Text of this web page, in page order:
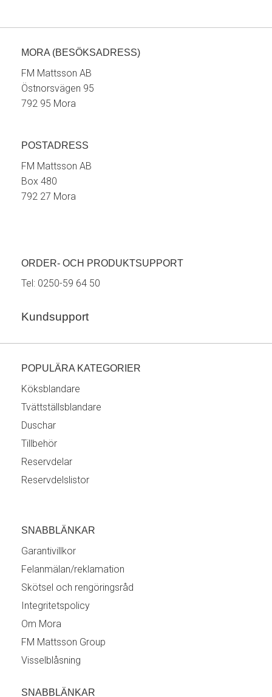
MORA (BESÖKSADRESS)
FM Mattsson AB
Östnorsvägen 95
792 95 Mora
POSTADRESS
FM Mattsson AB
Box 480
792 27 Mora
ORDER- OCH PRODUKTSUPPORT
Tel: 0250-59 64 50
Kundsupport
POPULÄRA KATEGORIER
Köksblandare
Tvättställsblandare
Duschar
Tillbehör
Reservdelar
Reservdelslistor
SNABBLÄNKAR
Garantivillkor
Felanmälan/reklamation
Skötsel och rengöringsråd
Integritetspolicy
Om Mora
FM Mattsson Group
Visselblåsning
SNABBLÄNKAR